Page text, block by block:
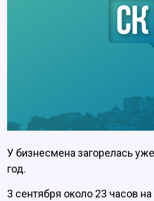
У бизнесмена загорелась
год.
3 сентября около 23 часов